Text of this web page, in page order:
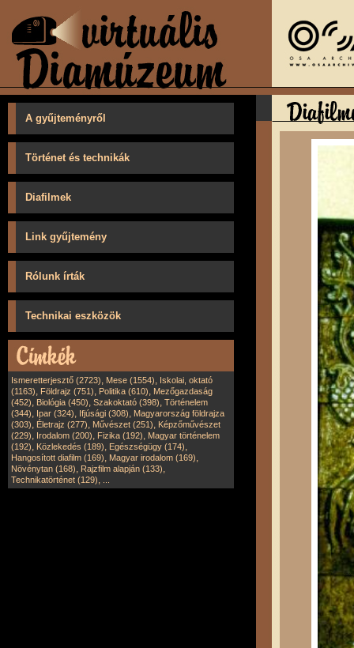
A gyűjteményről
Történet és technikák
Diafilmek
Link gyűjtemény
Rólunk írták
Technikai eszközök
Ismeretterjesztő (2723), Mese (1554), Iskolai, oktató
(1163), Földrajz (751), Politika (610), Mezőgazdaság
(452), Biológia (450), Szakoktató (398), Történelem
(344), Ipar (324), Ifjúsági (308), Magyarország földrajza
(303), Életrajz (277), Művészet (251), Képzőművészet
(229), Irodalom (200), Fizika (192), Magyar történelem
(192), Közlekedés (189), Egészségügy (174),
Hangosított diafilm (169), Magyar irodalom (169),
Növénytan (168), Rajzfilm alapján (133),
Technikatörténet (129),